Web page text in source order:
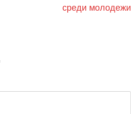
среди молодежи